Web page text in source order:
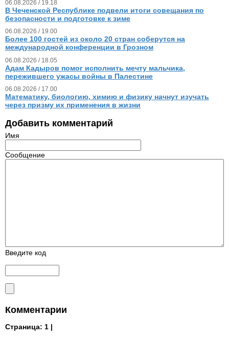
06.08.2026 / 19.18
В Чеченской Республике подвели итоги совещания по
безопасности и подготовке к зиме
06.08.2026 / 19.00
Более 100 гостей из около 20 стран соберутся на
международной конференции в Грозном
06.08.2026 / 18.05
Адам Кадыров помог исполнить мечту мальчика,
пережившего ужасы войны в Палестине
06.08.2026 / 17.00
Математику, биологию, химию и физику начнут изучать
через призму их применения в жизни
Добавить комментарий
Имя
Сообщение
Введите код
Комментарии
Страница: 1 |